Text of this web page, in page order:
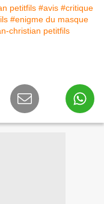
petitfils #avis #critique
#enigme du masque
christian petitfils